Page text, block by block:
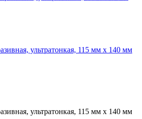
ультратонкая, 115 мм х 140 мм
ультратонкая, 115 мм х 140 мм